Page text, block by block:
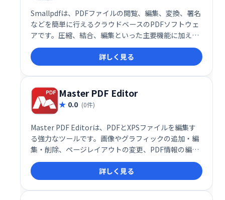
Smallpdfは、PDFファイルの閲覧、編集、変換、署名
などを簡単に行えるクラウドベースのPDFソフトウェ
アです。圧縮、結合、編集といった主要機能に加え、
様々なファイル形式との相互変換にも対応。直感的な
操作性で、ビジネスにおけるドキュメント管理を効率
化します。企業の日常業務をスムーズにサポートしま
す。
詳しく見る
Master PDF Editor
0.0 (0件)
Master PDF Editorは、PDFとXPSファイルを編集す
る強力なツールです。画像やグラフィックの追加・編
集・削除、ページレイアウトの変更、PDF情報の編集
など、幅広い機能を提供します。 高度な編集機能で、
PDF文書を自在に操作できます。
詳しく見る